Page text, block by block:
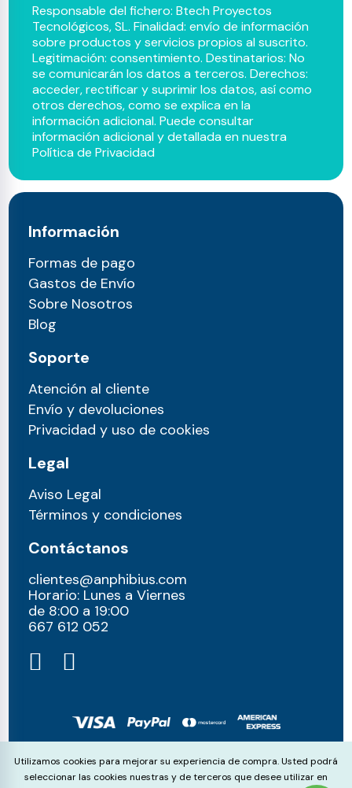
Responsable del fichero: Btech Proyectos
Tecnológicos, SL. Finalidad: envío de información
sobre productos y servicios propios al suscrito.
Legitimación: consentimiento. Destinatarios: No
se comunicarán los datos a terceros. Derechos:
acceder, rectificar y suprimir los datos, así como
otros derechos, como se explica en la
información adicional. Puede consultar
información adicional y detallada en nuestra
Política de Privacidad
Información
Formas de pago
Gastos de Envío
Sobre Nosotros
Blog
Soporte
Atención al cliente
Envío y devoluciones
Privacidad y uso de cookies
Legal
Aviso Legal
Términos y condiciones
Contáctanos
clientes@anphibius.com
Horario: Lunes a Viernes
de 8:00 a 19:00
667 612 052​
© anphibius, 2026
Pago 100% seguros con:
Cookie Consent
Utilizamos cookies para mejorar su experiencia de compra. Usted podrá
seleccionar las cookies nuestras y de terceros que desee utilizar en